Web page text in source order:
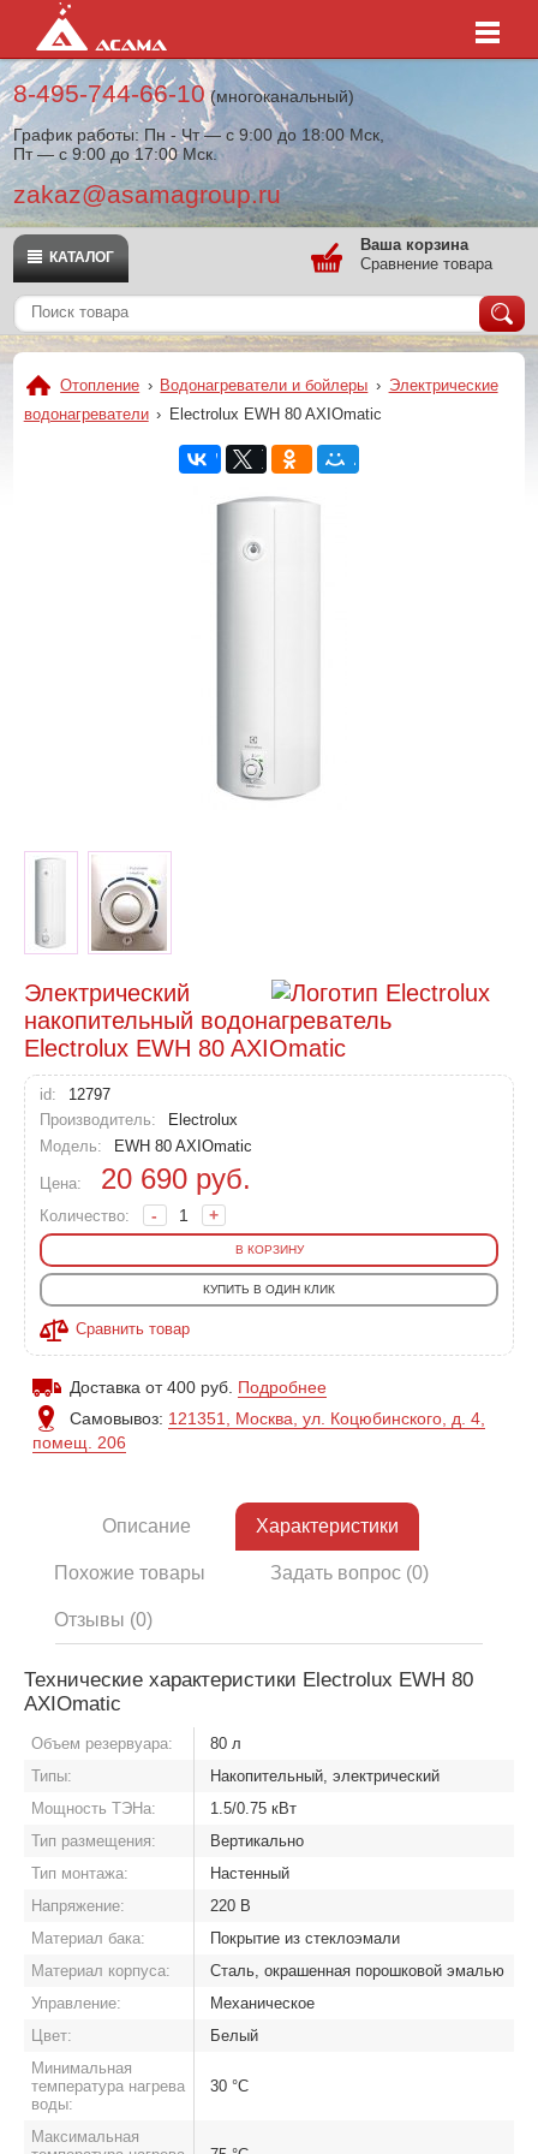
8-495-744-66-10(многоканальный)
График работы: Пн - Чт — с 9:00 до 18:00 Мск,
Пт — с 9:00 до 17:00 Мск.
zakaz@asamagroup.ru
КАТАЛОГ
Ваша корзина
Сравнение товара
Отопление › Водонагреватели и бойлеры › Электрические
водонагреватели › Electrolux EWH 80 AXIOmatic
Электрический
накопительный водонагреватель
Electrolux EWH 80 AXIOmatic
id:
12797
Производитель:
Electrolux
Модель:
EWH 80 AXIOmatic
Цена: 20 690руб.
Количество: - +
В КОРЗИНУ
КУПИТЬ В ОДИН КЛИК
Сравнить товар
Доставка от 400 руб. Подробнее
Самовывоз: 121351, Москва, ул. Коцюбинского, д. 4,
помещ. 206
Описание Характеристики
Похожие товары Задать вопрос (0)
Отзывы (0)
Технические характеристики Electrolux EWH 80
AXIOmatic
Объем резервуара:
80 л
Типы:
Накопительный, электрический
Мощность ТЭНа:
1.5/0.75 кВт
Тип размещения:
Вертикально
Тип монтажа:
Настенный
Напряжение:
220 В
Материал бака:
Покрытие из стеклоэмали
Материал корпуса:
Сталь, окрашенная порошковой эмалью
Управление:
Механическое
Цвет:
Белый
Минимальная
температура нагрева
воды:
30 °C
Максимальная